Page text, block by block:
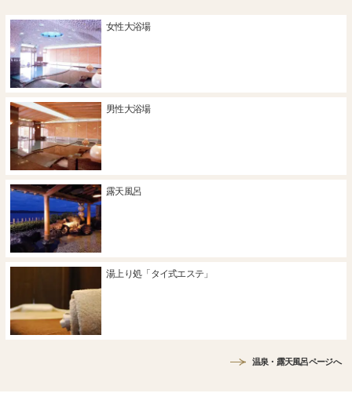
女性大浴場
男性大浴場
露天風呂
湯上り処「タイ式エステ」
温泉・露天風呂ページへ